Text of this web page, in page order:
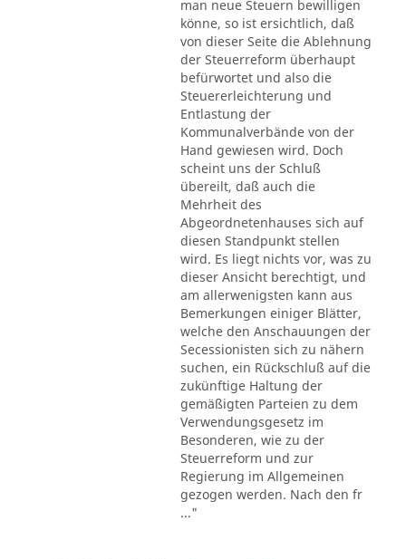
man neue Steuern bewilligen
könne, so ist ersichtlich, daß
von dieser Seite die Ablehnung
der Steuerreform überhaupt
befürwortet und also die
Steuererleichterung und
Entlastung der
Kommunalverbände von der
Hand gewiesen wird. Doch
scheint uns der Schluß
übereilt, daß auch die
Mehrheit des
Abgeordnetenhauses sich auf
diesen Standpunkt stellen
wird. Es liegt nichts vor, was zu
dieser Ansicht berechtigt, und
am allerwenigsten kann aus
Bemerkungen einiger Blätter,
welche den Anschauungen der
Secessionisten sich zu nähern
suchen, ein Rückschluß auf die
zukünftige Haltung der
gemäßigten Parteien zu dem
Verwendungsgesetz im
Besonderen, wie zu der
Steuerreform und zur
Regierung im Allgemeinen
gezogen werden. Nach den fr
..."